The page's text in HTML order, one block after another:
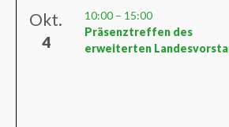
Okt.
4
10:00 – 15:00
Präsenztreffen des
erweiterten